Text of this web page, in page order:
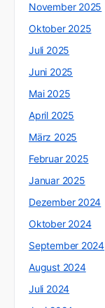
November 2025
Oktober 2025
Juli 2025
Juni 2025
Mai 2025
April 2025
März 2025
Februar 2025
Januar 2025
Dezember 2024
Oktober 2024
September 2024
August 2024
Juli 2024